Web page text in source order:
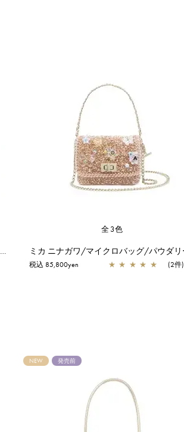
スタンダード ミニアトゥーラ/フクシアピンク
全3色
税込 85,800yen ★ ★ ★ ★ ★ (2件)
NEW 発売前